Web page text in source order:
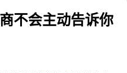
不会主动告诉你